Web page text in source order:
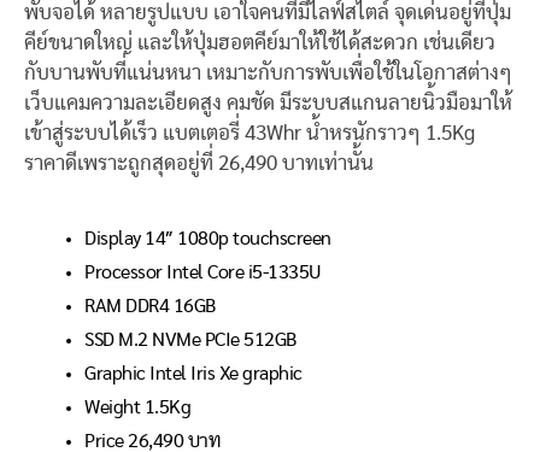
พับจอได้ หลายรูปแบบ เอาใจคนที่มีไลฟ์สไตล์ จุดเด่นอยู่ที่ปุ่ม
คีย์ขนาดใหญ่ และให้ปุ่มฮอตคีย์มาให้ใช้ได้สะดวก เช่นเดียว
กับบานพับที่แน่นหนา เหมาะกับการพับเพื่อใช้ในโอกาสต่างๆ
เว็บแคมความละเอียดสูง คมชัด มีระบบสแกนลายนิ้วมือมาให้
เข้าสู่ระบบได้เร็ว แบตเตอรี่ 43Whr น้ำหรนักราวๆ 1.5Kg
ราคาดีเพราะถูกสุดอยู่ที่ 26,490 บาทเท่านั้น
Display 14″ 1080p touchscreen
Processor Intel Core i5-1335U
RAM DDR4 16GB
SSD M.2 NVMe PCIe 512GB
Graphic Intel Iris Xe graphic
Weight 1.5Kg
Price 26,490 บาท